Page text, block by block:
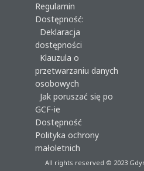
Regulamin
Dostępność:
Deklaracja
dostępności
Klauzula o
przetwarzaniu danych
osobowych
Jak poruszać się po
GCF-ie
Dostępność
Polityka ochrony
małoletnich
All rights reserved © 2023